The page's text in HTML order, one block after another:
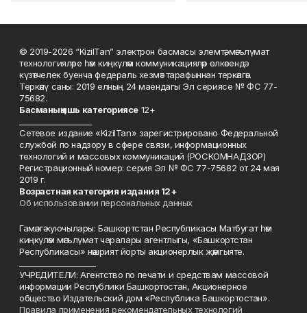
© 2019-2026 “KizilTan” электрон басмасы элемтә, мәгълүмат
технологияләре һәм киңкүләм коммуникацияләр өлкәсендә
күзәтчелек буенча федераль хезмәт тарафыннан теркәлгән.
Теркәлү саны: 2019 елның 24 маендагы Эл сериясе № ФС 77-
75682.
Басманың яшь категориясе12+
Сетевое издание «KizilTan» зарегистрировано Федеральной
службой по надзору в сфере связи, информационных
технологий и массовых коммуникаций (РОСКОМНАДЗОР)
Регистрационный номер: серия Эл № ФС 77-75682 от 24 мая
2019 г.
Возрастная категория издания 12+
Об использовании персональных данных
Гамәлгә куючылары: Башкортстан Республикасы Матбугат һәм
киңкүләм мәгълүмат чаралары агентлыгы, «Башкортстан
Республикасы» нәшрият йорты акционерлык җәмгыяте.
УЧРЕДИТЕЛИ: Агентство по печати и средствам массовой
информации Республики Башкортостан, Акционерное
общество Издательский дом «Республика Башкортостан».
Правила применения рекомендательных технологий